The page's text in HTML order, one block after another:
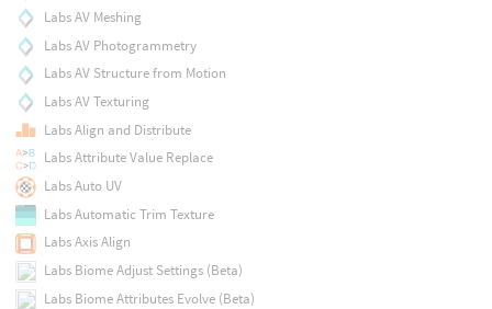
Labs AV Meshing
Labs AV Photogrammetry
Labs AV Structure from Motion
Labs AV Texturing
Labs Align and Distribute
Labs Attribute Value Replace
Labs Auto UV
Labs Automatic Trim Texture
Labs Axis Align
Labs Biome Adjust Settings (Beta)
Labs Biome Attributes Evolve (Beta)